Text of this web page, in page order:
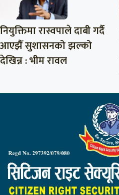
नियुक्तिमा रास्वपाले दाबी गर्दै
आएझैँ सुशासनको झल्को
देखिन्न : भीम रावल